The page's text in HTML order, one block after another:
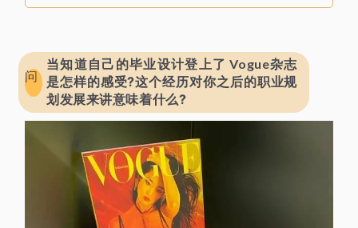
问
当知道自己的毕业设计登上了 Vogue杂志
是怎样的感受?这个经历对你之后的职业规
划发展来讲意味着什么?